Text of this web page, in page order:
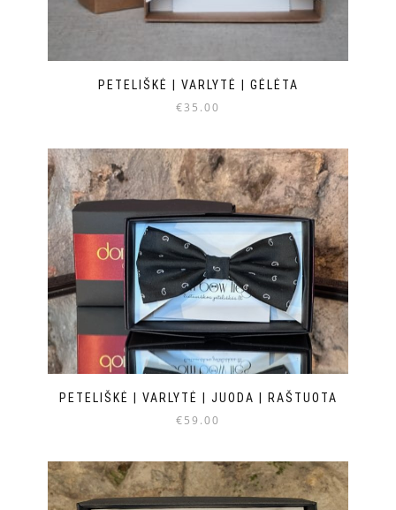
PETELIŠKĖ | VARLYTĖ | GĖLĖTA
€35.00
PETELIŠKĖ | VARLYTĖ | JUODA | RAŠTUOTA
€59.00